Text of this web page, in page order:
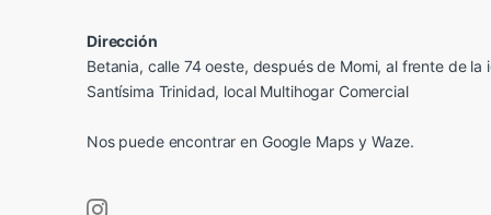
Dirección
Betania, calle 74 oeste, después de Momi, al frente de la
Santísima Trinidad, local Multihogar Comercial
Nos puede encontrar en Google Maps y Waze.